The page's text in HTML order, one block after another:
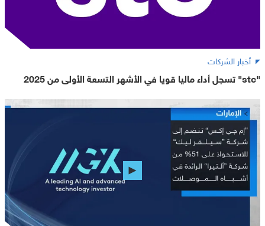
أخبار الشركات
"stc" تسجل أداء ماليا قويا في الأشهر التسعة الأولى من 2025